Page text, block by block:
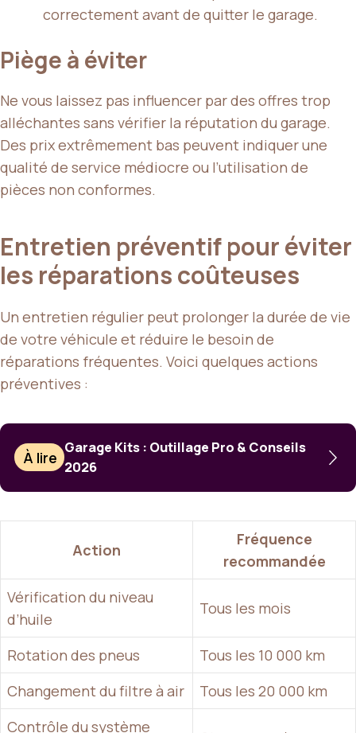
correctement avant de quitter le garage.
Piège à éviter
Ne vous laissez pas influencer par des offres trop
alléchantes sans vérifier la réputation du garage.
Des prix extrêmement bas peuvent indiquer une
qualité de service médiocre ou l’utilisation de
pièces non conformes.
Entretien préventif pour éviter
les réparations coûteuses
Un entretien régulier peut prolonger la durée de vie
de votre véhicule et réduire le besoin de
réparations fréquentes. Voici quelques actions
préventives :
À lire
Garage Kits : Outillage Pro & Conseils
2026
Action
Fréquence
recommandée
Vérification du niveau
d’huile
Tous les mois
Rotation des pneus
Tous les 10 000 km
Changement du filtre à air
Tous les 20 000 km
Contrôle du système